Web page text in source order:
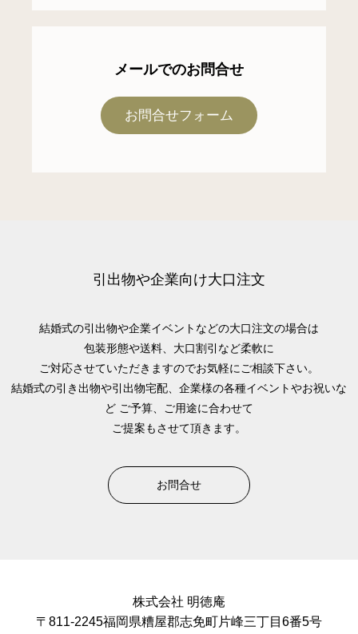
メールでのお問合せ
お問合せフォーム
引出物や企業向け大口注文
結婚式の引出物や企業イベントなどの大口注文の場合は
包装形態や送料、大口割引など柔軟に
ご対応させていただきますのでお気軽にご相談下さい。
結婚式の引き出物や引出物宅配、企業様の各種イベントやお祝いな
ど ご予算、ご用途に合わせて
ご提案もさせて頂きます。
お問合せ
株式会社 明徳庵
〒811-2245福岡県糟屋郡志免町片峰三丁目6番5号